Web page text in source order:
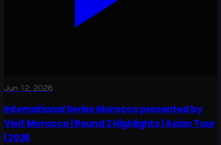
Jun 12, 2026
International Series Morocco presented by
Visit Morocco | Round 2 Highlights | Asian Tour
| 2026